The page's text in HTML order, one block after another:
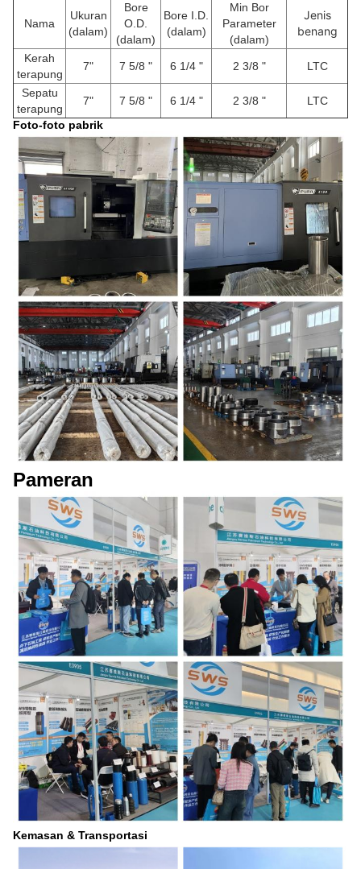
Nama
Ukuran
(dalam)
Bore
O.D.
(dalam)
Bore I.D.
(dalam)
Min Bor
Parameter
(dalam)
Jenis
benang
Kerah
terapung
7" 7 5/8 " 6 1/4 " 2 3/8 " LTC
Sepatu
terapung
7" 7 5/8 " 6 1/4 " 2 3/8 "
LTC
Foto-foto pabrik
Pameran
Kemasan & Transportasi